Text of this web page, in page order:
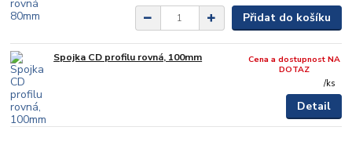
Přidat do košíku
Spojka CD profilu rovná, 100mm
/ks
Cena a dostupnost NA
DOTAZ
Detail